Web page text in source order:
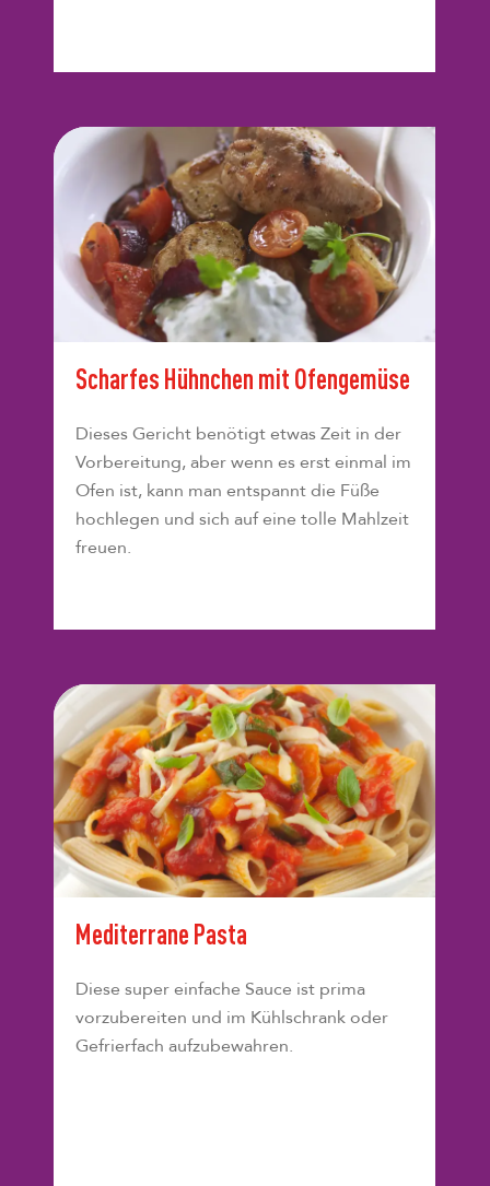
Scharfes Hühnchen mit Ofengemüse
Dieses Gericht benötigt etwas Zeit in der
Vorbereitung, aber wenn es erst einmal im
Ofen ist, kann man entspannt die Füße
hochlegen und sich auf eine tolle Mahlzeit
freuen.
Mediterrane Pasta
Diese super einfache Sauce ist prima
vorzubereiten und im Kühlschrank oder
Gefrierfach aufzubewahren.